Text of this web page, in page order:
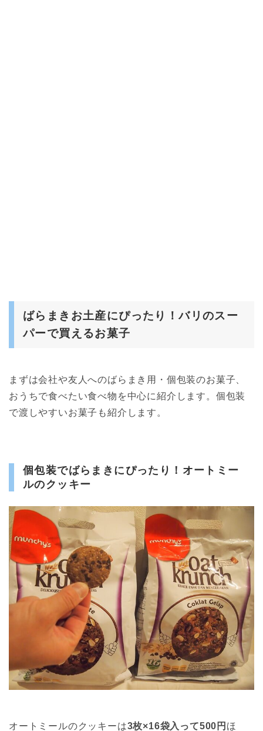
ばらまきお土産にぴったり！バリのスー
パーで買えるお菓子
まずは会社や友人へのばらまき用・個包装のお菓子、
おうちで食べたい食べ物を中心に紹介します。個包装
で渡しやすいお菓子も紹介します。
個包装でばらまきにぴったり！オートミー
ルのクッキー
オートミールのクッキーは3枚×16袋入って500円 ほ